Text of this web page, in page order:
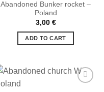
Ajouter
Abandoned Bunker rocket –
Poland
3,00 €
ADD TO CART